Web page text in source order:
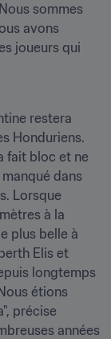
sommes
avons
joueurs qui
restera
Honduriens.
fait bloc et ne
dans
Lorsque
à la
plus belle à
Elis et
longtemps
étions
précise
années